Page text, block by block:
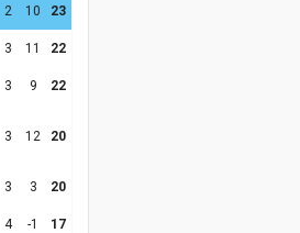
2 10 23
3 11 22
3 9 22
3 12 20
3 3 20
4 -1 17